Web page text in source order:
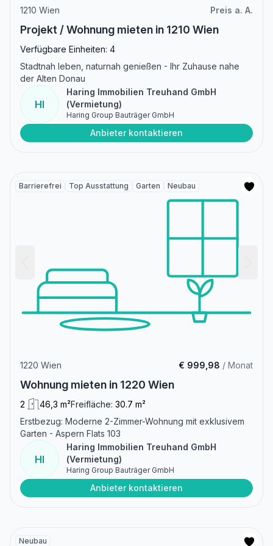
1210 Wien Preis a. A.
Projekt / Wohnung mieten in 1210 Wien
Verfügbare Einheiten: 4
Stadtnah leben, naturnah genießen - Ihr Zuhause nahe
der Alten Donau
HI
Haring Immobilien Treuhand GmbH
(Vermietung)
Haring Group Bauträger GmbH
Anbieter kontaktieren
Barrierefrei Top Ausstattung Garten Neubau
1220 Wien € 999,98 / Monat
Wohnung mieten in 1220 Wien
2 46,3 m²Freifläche: 30.7 m²
Erstbezug: Moderne 2-Zimmer-Wohnung mit exklusivem
Garten - Aspern Flats 103
HI
Haring Immobilien Treuhand GmbH
(Vermietung)
Haring Group Bauträger GmbH
Anbieter kontaktieren
Neubau